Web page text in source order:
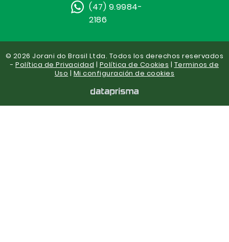
(47) 9.9984-
2186
© 2026 Jorani do Brasil Ltda. Todos los derechos reservados
- Política de Privacidad | Política de Cookies | Terminos de
Uso | Mi configuración de cookies